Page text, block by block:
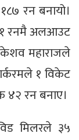
रन बनायो।
रनमै अलआउट
महाराजले
१ विकेट
४२ रन बनाए।
मिलरले ३५